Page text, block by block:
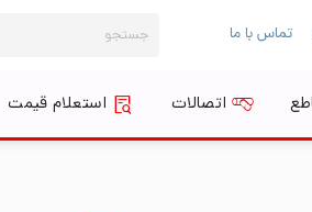
تماس با ما
برای:
اتصالات استعلام قیمت